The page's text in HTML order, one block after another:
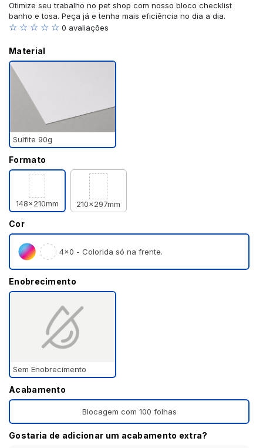
Otimize seu trabalho no pet shop com nosso bloco checklist
banho e tosa. Peça já e tenha mais eficiência no dia a dia.
☆ ☆ ☆ ☆ ☆ 0 avaliações
Material
Sulfite 90g
Formato
148x210mm 210x297mm
Cor
4×0 - Colorida só na frente.
Enobrecimento
Sem Enobrecimento
Acabamento
Blocagem com 100 folhas
Gostaria de adicionar um acabamento extra?